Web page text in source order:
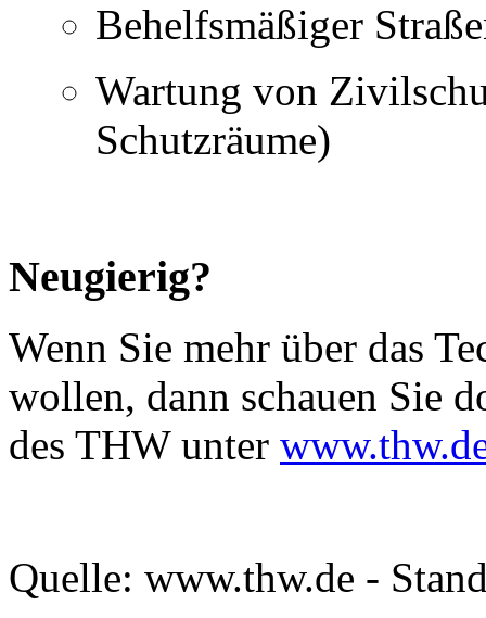
Behelfsmäßiger
Wartung von
Schutzräume)
Neugierig?
Wenn Sie mehr über das
wollen, dann schauen Sie
des THW unter
Quelle: www.thw.de -